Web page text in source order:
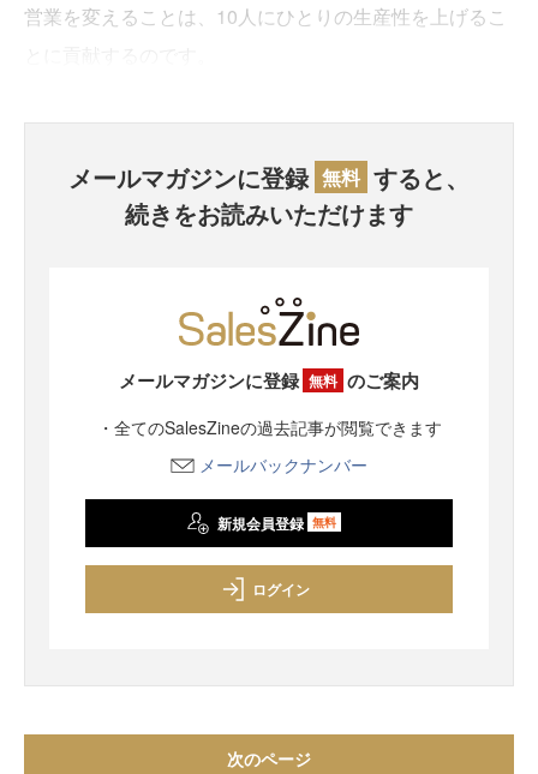
営業を変えることは、10人にひとりの生産性を上げるこ
メールマガジンに登録 無料 すると、
続きをお読みいただけます
メールマガジンに登録 無料 のご案内
・全てのSalesZineの過去記事が閲覧できます
メールバックナンバー
新規会員登録 無料
ログイン
次のページ